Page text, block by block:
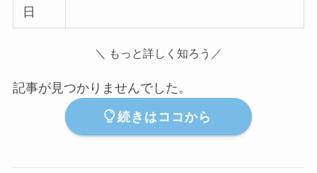
日
＼ もっと詳しく知ろう／
記事が見つかりませんでした。
続きはココから